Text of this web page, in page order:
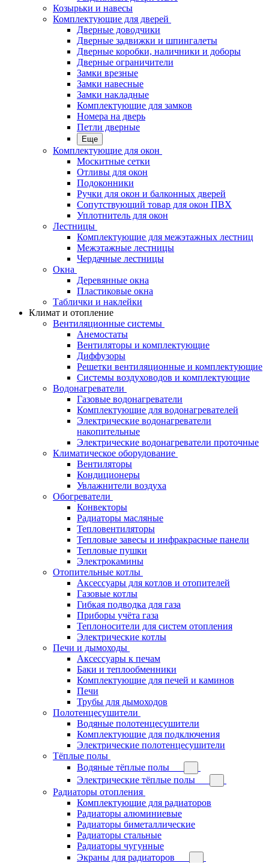
Козырьки и навесы
Комплектующие для дверей
Дверные доводчики
Дверные задвижки и шпингалеты
Дверные коробки, наличники и доборы
Дверные ограничители
Замки врезные
Замки навесные
Замки накладные
Комплектующие для замков
Номера на дверь
Петли дверные
Еще
Комплектующие для окон
Москитные сетки
Отливы для окон
Подоконники
Ручки для окон и балконных дверей
Сопутствующий товар для окон ПВХ
Уплотнитель для окон
Лестницы
Комплектующие для межэтажных лестниц
Межэтажные лестницы
Чердачные лестницы
Окна
Деревянные окна
Пластиковые окна
Таблички и наклейки
Климат и отопление
Вентиляционные системы
Анемостаты
Вентиляторы и комплектующие
Диффузоры
Решетки вентиляционные и комплектующие
Системы воздуховодов и комплектующие
Водонагреватели
Газовые водонагреватели
Комплектующие для водонагревателей
Электрические водонагреватели
накопительные
Электрические водонагреватели проточные
Климатическое оборудование
Вентиляторы
Кондиционеры
Увлажнители воздуха
Обогреватели
Конвекторы
Радиаторы масляные
Тепловентиляторы
Тепловые завесы и инфракрасные панели
Тепловые пушки
Электрокамины
Отопительные котлы
Аксессуары для котлов и отопителей
Газовые котлы
Гибкая подводка для газа
Приборы учёта газа
Теплоносители для систем отопления
Электрические котлы
Печи и дымоходы
Аксессуары к печам
Баки и теплообменники
Комплектующие для печей и каминов
Печи
Трубы для дымоходов
Полотенцесушители
Водяные полотенцесушители
Комплектующие для подключения
Электрические полотенцесушители
Тёплые полы
Водяные тёплые полы
Электрические тёплые полы
Радиаторы отопления
Комплектующие для радиаторов
Радиаторы алюминиевые
Радиаторы биметаллические
Радиаторы стальные
Радиаторы чугунные
Экраны для радиаторов